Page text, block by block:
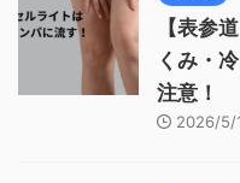
【表参
くみ・
注意！
2026/5/